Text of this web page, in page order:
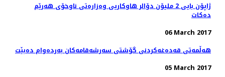
ژاپۆن بایی 2 ملیۆن دۆالر هاوكاریی وەزارەتی ناوخۆی هەرێم
دەكات
06 March 2017
هه‌ڵمه‌تی قه‌ده‌غه‌كردنی گۆشتی سه‌رشه‌قامه‌كان به‌رده‌وام ده‌بێت
05 March 2017